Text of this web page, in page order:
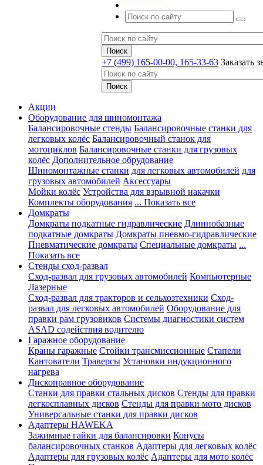
+7 (499) 165-00-00, 165-33-63 Заказать
Акции
Оборудование для шиномонтажа
Балансировочные стенды Балансировочные станки для
легковых колёс Балансировочный станок для
мотоциклов Балансировочные станки для грузовых
колёс Дополнительное обрудование
Шиномонтажные станки для легковых автомобилей для
грузовых автомобилей Аксессуары
Мойки колёс Устройства для взрывной накачки
Комплекты оборудования ... Показать все
Домкраты
Домкраты подкатные гидравлические Длиннобазные
подкатные домкраты Домкраты пневмо-гидравлические
Пневматические домкраты Специальные домкраты ...
Показать все
Стенды сход-развал
Сход-развал для грузовых автомобилей Компьютерные
Лазерные
Сход-развал для тракторов и сельхозтехники Сход-
развал для легковых автомобилей Оборудование для
правки рам грузовиков Системы диагностики систем
ASAD содействия водителю
Гаражное оборудование
Краны гаражные Стойки трансмиссионные Стапели
Кантователи Траверсы Установки индукционного
нагрева
Дископравное оборудование
Станки для правки стальных дисков Стенды для правки
легкосплавных дисков Стенды для правки мото дисков
Универсальные станки для правки дисков
Адаптеры HAWEKA
Зажимные гайки для балансировки Конусы
балансировочных станков Адаптеры для легковых колёс
Адаптеры для грузовых колёс Адаптеры для мото колёс